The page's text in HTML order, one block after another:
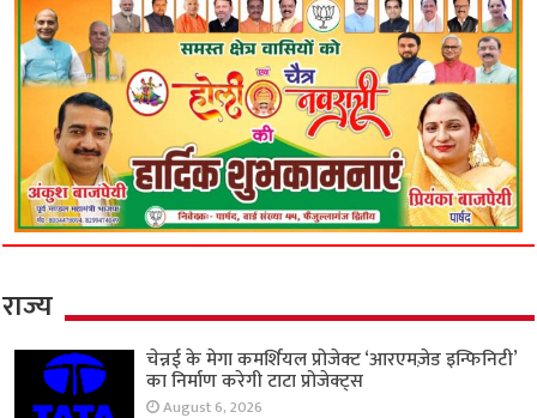
राज्य
चेन्नई के मेगा कमर्शियल प्रोजेक्ट ‘आरएमज़ेड इन्फिनिटी’
का निर्माण करेगी टाटा प्रोजेक्ट्स
August 6, 2026